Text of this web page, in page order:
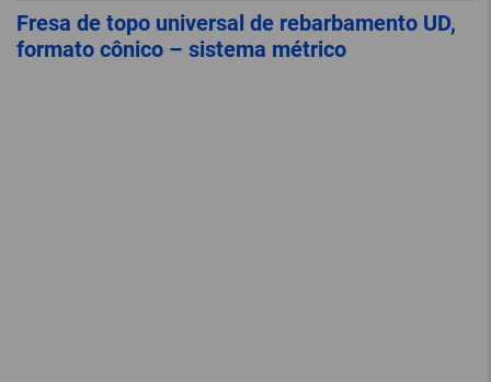
Fresa de topo universal de rebarbamento UD,
formato cônico – sistema métrico